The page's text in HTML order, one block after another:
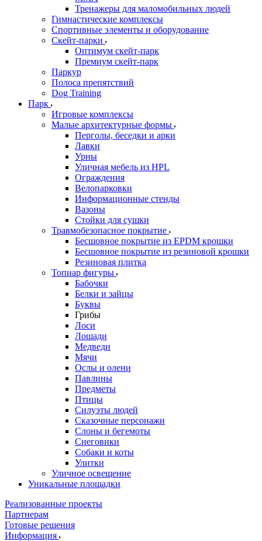
Тренажеры для маломобильных людей
Гимнастические комплексы
Спортивные элементы и оборудование
Скейт-парки
Оптимум скейт-парк
Премиум скейт-парк
Паркур
Полоса препятствий
Dog Training
Парк
Игровые комплексы
Малые архитектурные формы
Перголы, беседки и арки
Лавки
Урны
Уличная мебель из HPL
Ограждения
Велопарковки
Информационные стенды
Вазоны
Стойки для сушки
Травмобезопасное покрытие
Бесшовное покрытие из EPDM крошки
Бесшовное покрытие из резиновой крошки
Резиновая плитка
Топиар фигуры
Бабочки
Белки и зайцы
Буквы
Грибы
Лоси
Лошади
Медведи
Мячи
Ослы и олени
Павлины
Предметы
Птицы
Силуэты людей
Сказочные персонажи
Слоны и бегемоты
Снеговики
Собаки и коты
Улитки
Уличное освещение
Уникальные площадки
Реализованные проекты
Партнерам
Готовые решения
Информация